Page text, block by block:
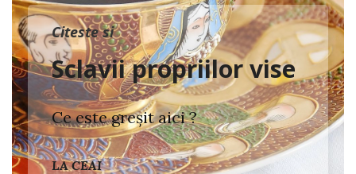
Citeste si
Sclavii propriilor vise
Ce este greșit aici ?
LA CEAI